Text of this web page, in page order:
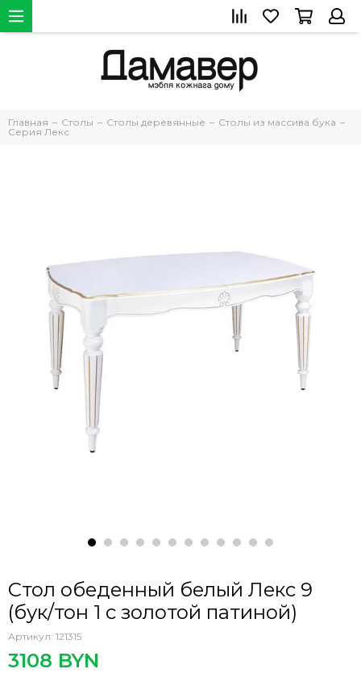
Главная Столы Столы деревянные
Столы из массива бука
Серия Лекс
Стол обеденный белый Лекс 9
(бук/тон 1 с золотой патиной)
Артикул: 121315
3108 BYN